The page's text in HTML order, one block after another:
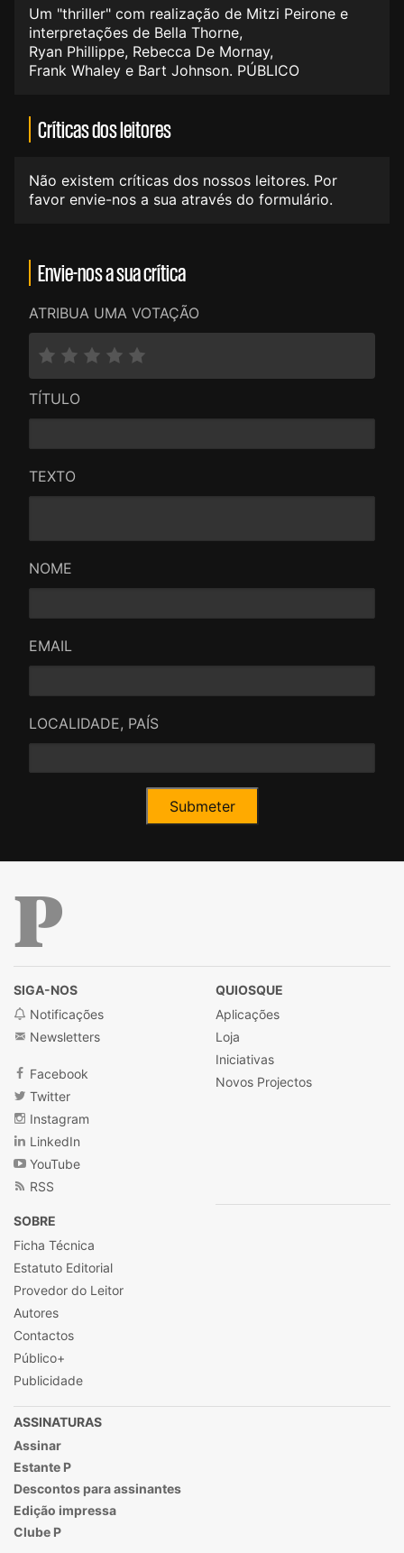
Um "thriller" com realização de Mitzi Peirone e
interpretações de Bella Thorne,
Ryan Phillippe, Rebecca De Mornay,
Frank Whaley e Bart Johnson. PÚBLICO
Críticas dos leitores
Não existem críticas dos nossos leitores. Por
favor envie-nos a sua através do formulário.
Envie-nos a sua crítica
ATRIBUA UMA VOTAÇÃO
TÍTULO
TEXTO
NOME
EMAIL
LOCALIDADE, PAÍS
SIGA-NOS
Notificações
Newsletters
Facebook
Twitter
Instagram
LinkedIn
YouTube
RSS
QUIOSQUE
Aplicações
Loja
Iniciativas
Novos Projectos
SOBRE
Ficha Técnica
Estatuto Editorial
Provedor do Leitor
Autores
Contactos
Público+
Publicidade
ASSINATURAS
Assinar
Estante P
Descontos para assinantes
Edição impressa
Clube P